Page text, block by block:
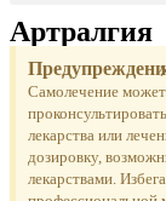
Артралгия
Самолечение
лекарства или
дозировку,
лекарствами.